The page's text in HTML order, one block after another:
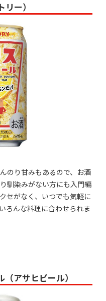
ー）
のり甘みもあるので、お酒
馴染みがない方にも入門編
セがなく、いつでも気軽に
ろんな料理に合わせられま
アサヒビール）